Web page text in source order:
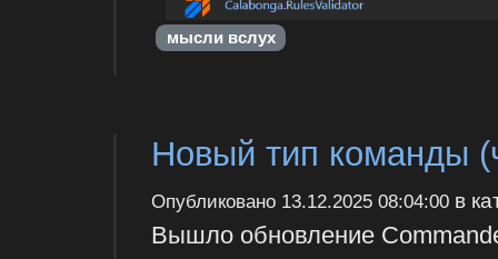
мысли вслух
Новый тип команды
Опубликовано 13.12.2025 08:04:00в
Вышло обновление